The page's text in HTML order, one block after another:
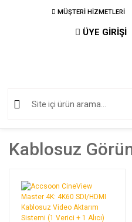
MÜŞTERİ HİZMETLERİ
ÜYE GİRİŞİ
Kablosuz